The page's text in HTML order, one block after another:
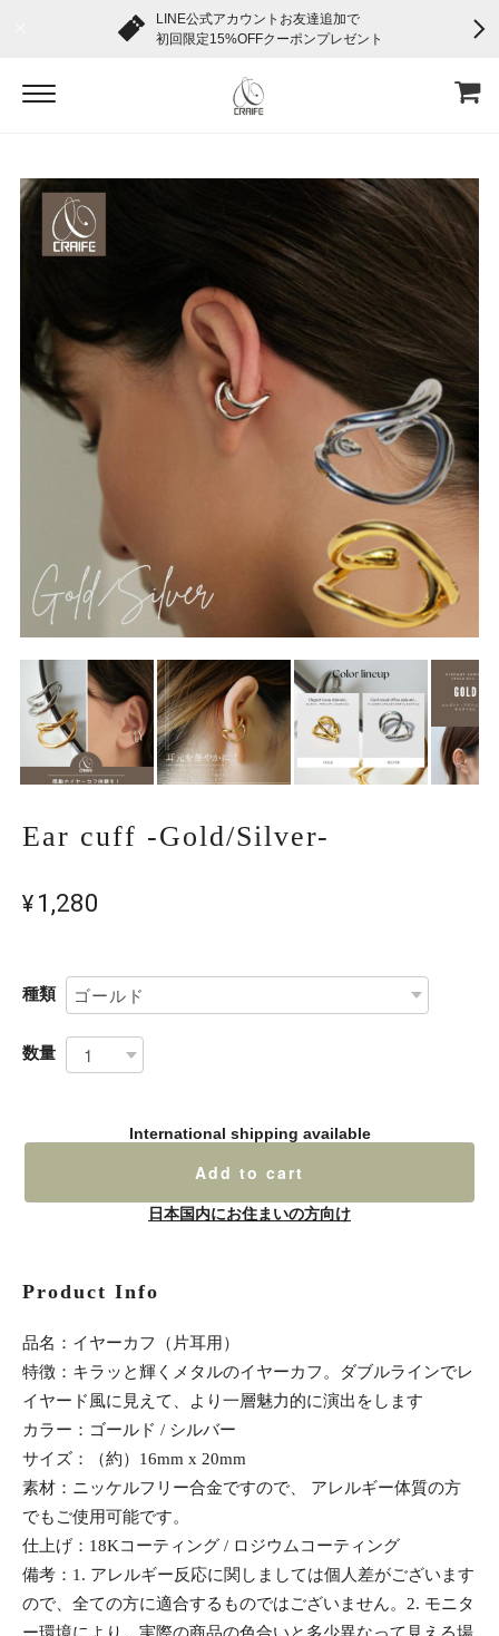
LINE公式アカウントお友達追加で
初回限定15%OFFクーポンプレゼント
Ear cuff -Gold/Silver-
¥1,280
種類
数量
International shipping available
Add to cart
日本国内にお住まいの方向け
Product Info
品名：イヤーカフ（片耳用）
特徴：キラッと輝くメタルのイヤーカフ。ダブルラインでレ
イヤード風に見えて、より一層魅力的に演出をします
カラー：ゴールド / シルバー
サイズ：（約）16mm x 20mm
素材：ニッケルフリー合金ですので、 アレルギー体質の方
でもご使用可能です。
仕上げ：18Kコーティング / ロジウムコーティング
備考：1. アレルギー反応に関しましては個人差がございます
ので、全ての方に適合するものではございません。2. モニタ
ー環境により、実際の商品の色合いと多少異なって見える場